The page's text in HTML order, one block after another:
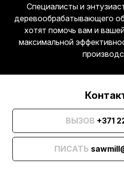
Специалисты и
деревообрабатывающего
хотят помочь вам и
максимальной
ВЫЗОВ +371
ПИСАТЬ